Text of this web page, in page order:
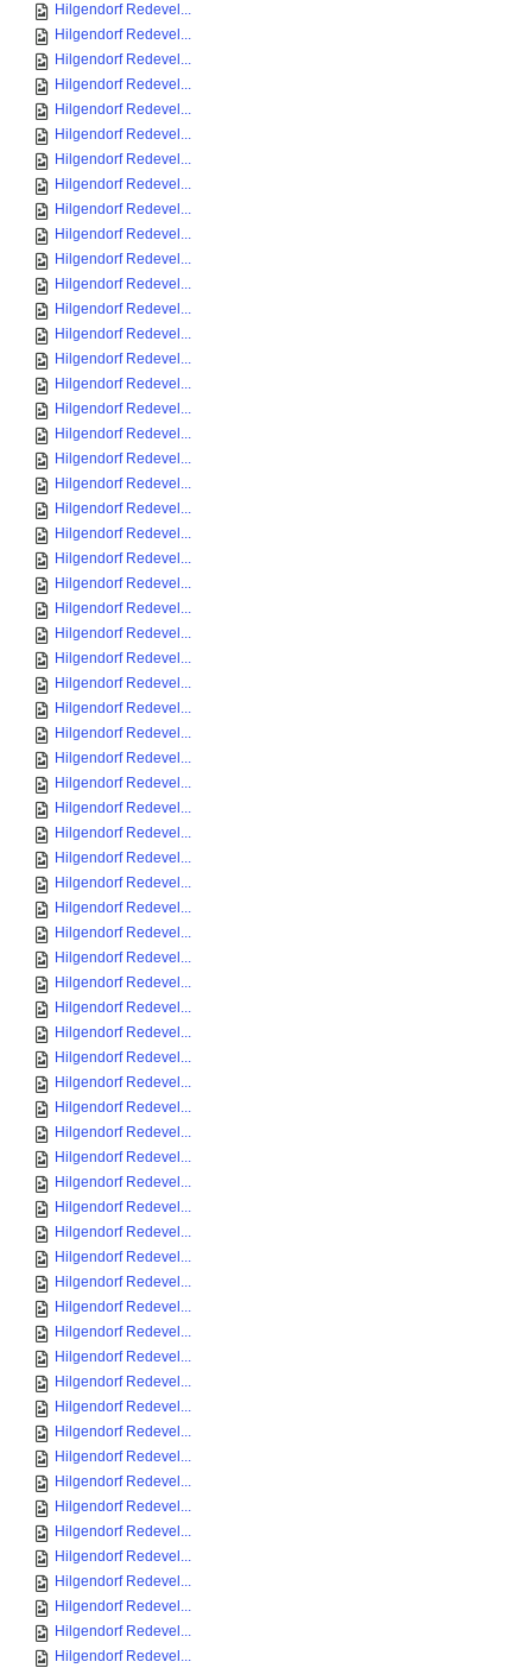
Hilgendorf Redevel...
Hilgendorf Redevel...
Hilgendorf Redevel...
Hilgendorf Redevel...
Hilgendorf Redevel...
Hilgendorf Redevel...
Hilgendorf Redevel...
Hilgendorf Redevel...
Hilgendorf Redevel...
Hilgendorf Redevel...
Hilgendorf Redevel...
Hilgendorf Redevel...
Hilgendorf Redevel...
Hilgendorf Redevel...
Hilgendorf Redevel...
Hilgendorf Redevel...
Hilgendorf Redevel...
Hilgendorf Redevel...
Hilgendorf Redevel...
Hilgendorf Redevel...
Hilgendorf Redevel...
Hilgendorf Redevel...
Hilgendorf Redevel...
Hilgendorf Redevel...
Hilgendorf Redevel...
Hilgendorf Redevel...
Hilgendorf Redevel...
Hilgendorf Redevel...
Hilgendorf Redevel...
Hilgendorf Redevel...
Hilgendorf Redevel...
Hilgendorf Redevel...
Hilgendorf Redevel...
Hilgendorf Redevel...
Hilgendorf Redevel...
Hilgendorf Redevel...
Hilgendorf Redevel...
Hilgendorf Redevel...
Hilgendorf Redevel...
Hilgendorf Redevel...
Hilgendorf Redevel...
Hilgendorf Redevel...
Hilgendorf Redevel...
Hilgendorf Redevel...
Hilgendorf Redevel...
Hilgendorf Redevel...
Hilgendorf Redevel...
Hilgendorf Redevel...
Hilgendorf Redevel...
Hilgendorf Redevel...
Hilgendorf Redevel...
Hilgendorf Redevel...
Hilgendorf Redevel...
Hilgendorf Redevel...
Hilgendorf Redevel...
Hilgendorf Redevel...
Hilgendorf Redevel...
Hilgendorf Redevel...
Hilgendorf Redevel...
Hilgendorf Redevel...
Hilgendorf Redevel...
Hilgendorf Redevel...
Hilgendorf Redevel...
Hilgendorf Redevel...
Hilgendorf Redevel...
Hilgendorf Redevel...
Hilgendorf Redevel...